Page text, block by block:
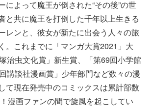
によって魔王が倒された“その後”の世
と共に魔王を打倒した千年以上生きる
レンと、彼女が新たに出会う人々の旅
。これまでに「マンガ大賞2021」大
治虫文化賞」新生賞、「第69回小学館
講談社漫画賞」少年部門など数々の漫
て現在発売中のコミックスは累計部数
漫画ファンの間で旋風を起こしてい